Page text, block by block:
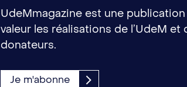
UdeMmagazine est une
valeur les réalisations de l’UdeM
donateurs.
Je m'abonne